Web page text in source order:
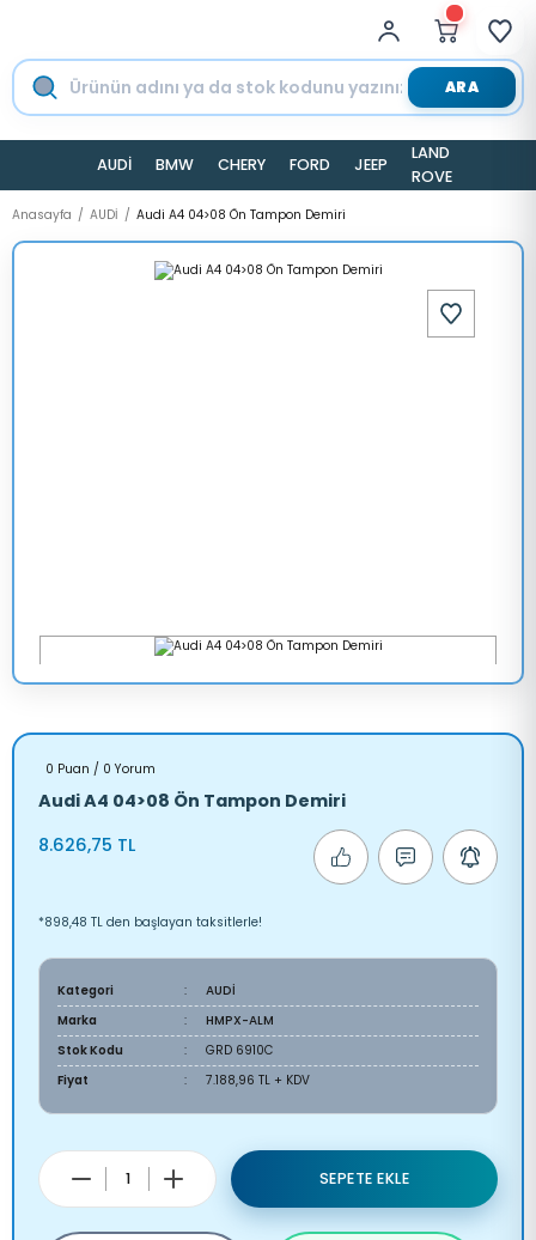
ARA
AUDİ BMW CHERY FORD JEEP
LAND
ROVER
Anasayfa AUDİ Audi A4 04>08 Ön Tampon Demiri
0 Puan / 0 Yorum
Audi A4 04>08 Ön Tampon Demiri
8.626,75 TL
*898,48 TL den başlayan taksitlerle!
Kategori
AUDİ
Marka
HMPX-ALM
Stok Kodu
GRD 6910C
Fiyat
7.188,96 TL + KDV
SEPETE EKLE